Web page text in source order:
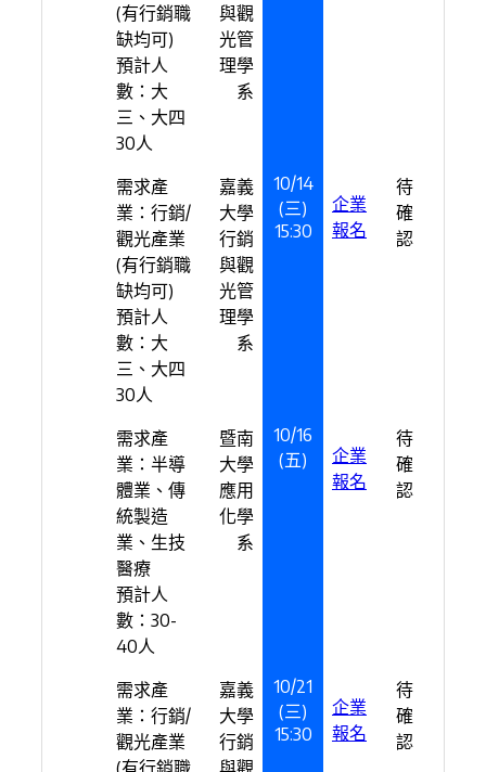
(有行銷職
缺均可)
預計人
數：大
三、大四
30人
與觀
光管
理學
系
需求產
業：行銷/
觀光產業
(有行銷職
缺均可)
預計人
數：大
三、大四
30人
嘉義
大學
行銷
與觀
光管
理學
系
10/14
(三)
15:30
企業
報名
待
確
認
需求產
業：半導
體業、傳
統製造
業、生技
醫療
預計人
數：30-
40人
暨南
大學
應用
化學
系
10/16
(五)
企業
報名
待
確
認
需求產
業：行銷/
觀光產業
嘉義
大學
行銷
10/21
(三)
15:30
企業
報名
待
確
認